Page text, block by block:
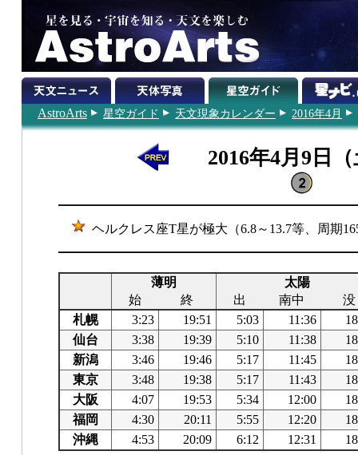
AstroArts 星空ガイド 天文現象カレンダー 2016年4月
2016年4月9日
ヘルクレス座T星が極大（6.8～13.7等、周期
薄明
太陽
始
終 出 南中
没
札幌
3:23 19:51 5:03 11:36
仙台
3:38 19:39 5:10 11:38
新潟
3:46 19:46 5:17 11:45
東京
3:48 19:38 5:17 11:43
大阪
4:07 19:53 5:34 12:00
福岡
4:30 20:11 5:55 12:20
沖縄
4:53 20:09 6:12 12:31